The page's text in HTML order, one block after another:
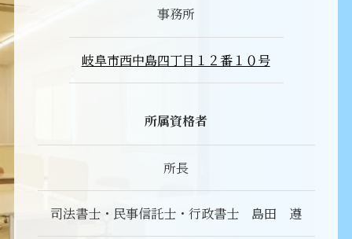
事務所
岐阜市西中島四丁目１２番１０号
所属資格者
所長
司法書士・民事信託士・行政書士 島田 遵